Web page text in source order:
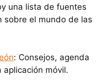
una lista de fuentes
sobre el mundo de las
: Consejos, agenda
móvil.